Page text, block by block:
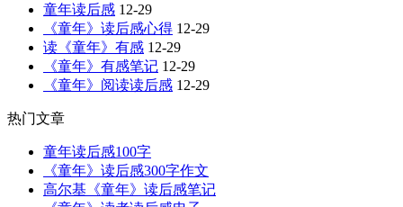
童年读后感 12-29
《童年》读后感心得 12-29
读《童年》有感 12-29
《童年》有感笔记 12-29
《童年》阅读读后感 12-29
热门文章
童年读后感100字
《童年》读后感300字作文
高尔基《童年》读后感笔记